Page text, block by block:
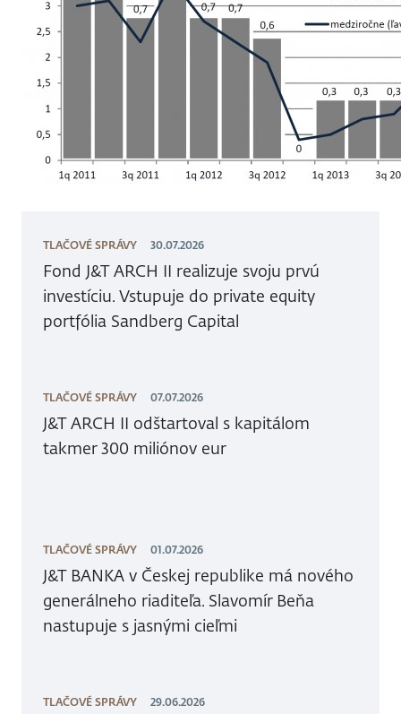
TLAČOVÉ SPRÁVY 30.07.2026
Fond J&T ARCH II realizuje svoju prvú
investíciu. Vstupuje do private equity
portfólia Sandberg Capital
TLAČOVÉ SPRÁVY 07.07.2026
J&T ARCH II odštartoval s kapitálom
takmer 300 miliónov eur
TLAČOVÉ SPRÁVY 01.07.2026
J&T BANKA v Českej republike má nového
generálneho riaditeľa. Slavomír Beňa
nastupuje s jasnými cieľmi
TLAČOVÉ SPRÁVY 29.06.2026